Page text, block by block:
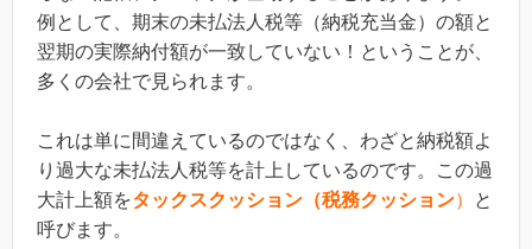
例として、期末の未払法人税等（納税充当金）の額と
翌期の実際納付額が一致していない！ということが、
多くの会社で見られます。
これは単に間違えているのではなく、わざと納税額よ
り過大な未払法人税等を計上しているのです。この過
大計上額をタックスクッション（税務クッション）
と
呼びます。